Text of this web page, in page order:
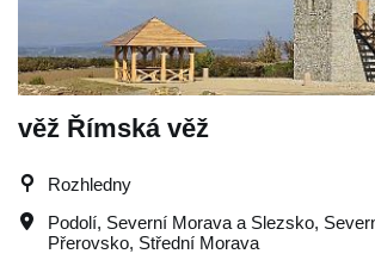
věž Římská věž
Rozhledny
Podolí, Severní Morava a Slezsko,
Přerovsko, Střední Morava